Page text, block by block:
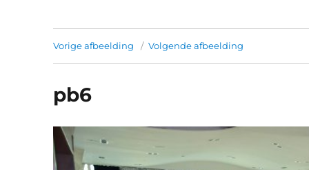
Vorige afbeelding Volgende afbeelding
pb6